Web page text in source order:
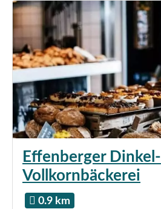
Effenberger Dinkel-
Vollkornbäckerei
0.9 km